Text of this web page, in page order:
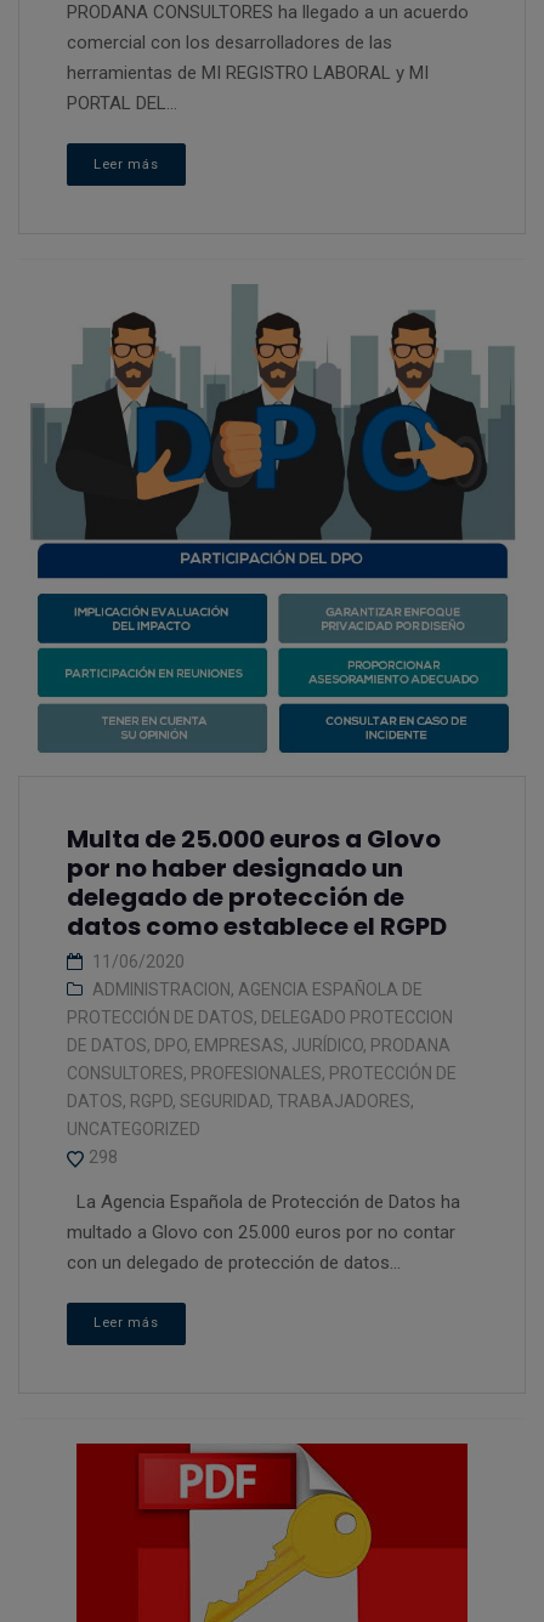
PRODANA CONSULTORES ha llegado a un acuerdo
comercial con los desarrolladores de las
herramientas de MI REGISTRO LABORAL y MI
PORTAL DEL...
Leer más
Multa de 25.000 euros a Glovo
por no haber designado un
delegado de protección de
datos como establece el RGPD
11/06/2020
ADMINISTRACION, AGENCIA ESPAÑOLA DE
PROTECCIÓN DE DATOS, DELEGADO PROTECCION
DE DATOS, DPO, EMPRESAS, JURÍDICO, PRODANA
CONSULTORES, PROFESIONALES, PROTECCIÓN DE
DATOS, RGPD, SEGURIDAD, TRABAJADORES,
UNCATEGORIZED
298
La Agencia Española de Protección de Datos ha
multado a Glovo con 25.000 euros por no contar
con un delegado de protección de datos...
Leer más